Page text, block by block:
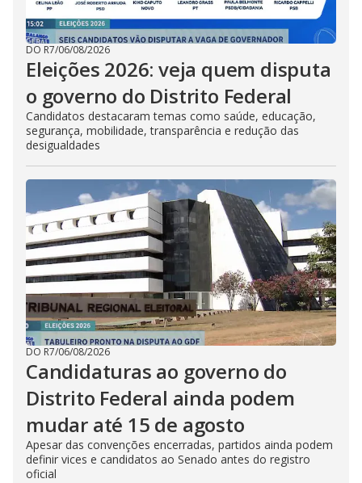
DO R7/06/08/2026
Eleições 2026: veja quem disputa
o governo do Distrito Federal
Candidatos destacaram temas como saúde, educação,
segurança, mobilidade, transparência e redução das
desigualdades
DO R7/06/08/2026
Candidaturas ao governo do
Distrito Federal ainda podem
mudar até 15 de agosto
Apesar das convenções encerradas, partidos ainda podem
definir vices e candidatos ao Senado antes do registro
oficial